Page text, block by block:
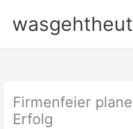
Inhalt
springen
Firmenfeier
Erfolg